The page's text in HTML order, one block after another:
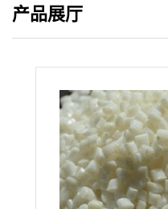
产品展厅